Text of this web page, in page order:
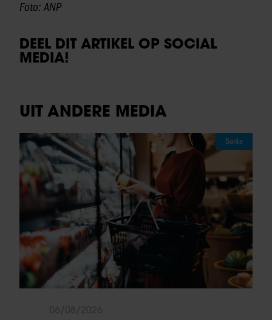
Foto: ANP
DEEL DIT ARTIKEL OP SOCIAL
MEDIA!
UIT ANDERE MEDIA
Sante